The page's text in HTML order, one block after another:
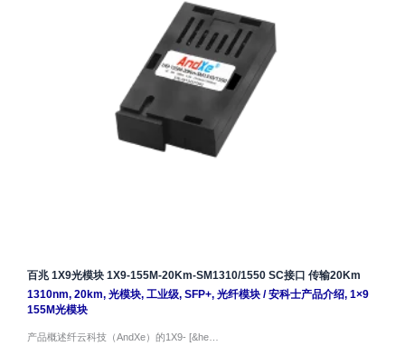
百兆 1X9光模块 1X9-155M-20Km-SM1310/1550 SC接口 传输20Km
1310nm, 20km, 光模块, 工业级, SFP+, 光纤模块/安科士产品介绍, 1×9
155M光模块
产品概述纤云科技（AndXe）的1X9- [&he…